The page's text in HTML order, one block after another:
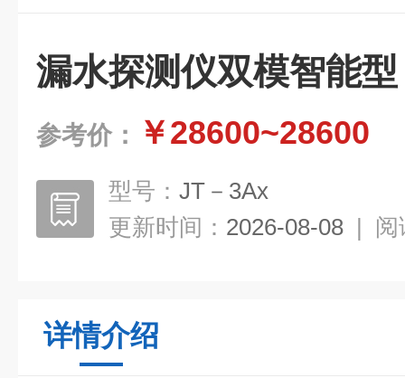
漏水探测仪双模智能型
参考价： ￥28600~28600
型号： JT－3Ax
更新时间： 2026-08-08 | 阅
详情介绍